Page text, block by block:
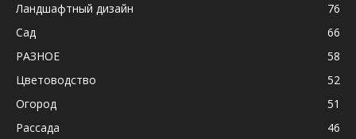
Ландшафтный дизайн
76
Сад
66
РАЗНОЕ
58
Цветоводство
52
Огород
51
Рассада
46